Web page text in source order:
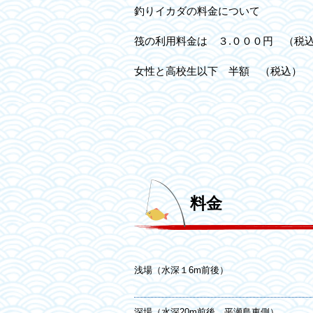
釣りイカダの料金について
筏の利用料金は ３.０００円 （税
女性と高校生以下 半額 （税込）
料金
浅場（水深１6m前後）